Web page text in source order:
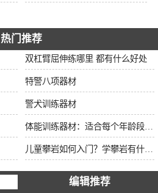
热门推荐
双杠臂屈伸练哪里 都有什么好处
特警八项器材
警犬训练器材
编辑推荐